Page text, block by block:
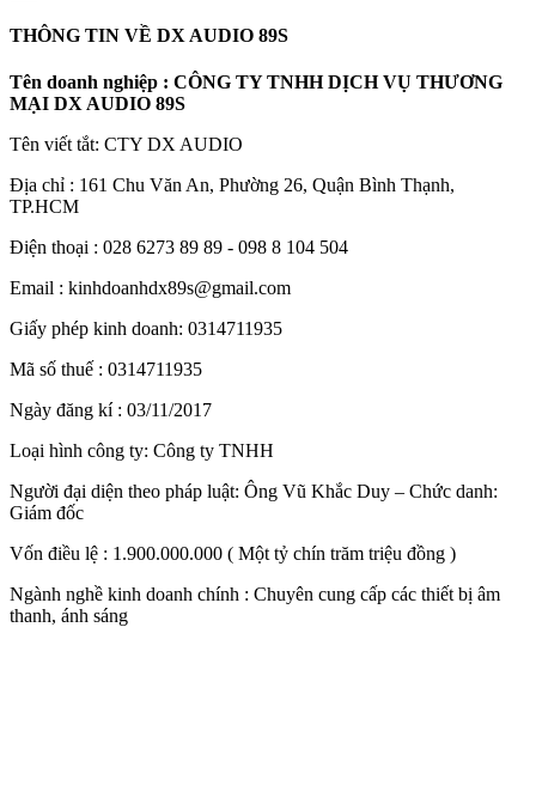
THÔNG TIN VỀ DX AUDIO 89S
Tên doanh nghiệp : CÔNG TY TNHH DỊCH VỤ THƯƠNG
MẠI DX AUDIO 89S
Tên viết tắt: CTY DX AUDIO
Địa chỉ : 161 Chu Văn An, Phường 26, Quận Bình Thạnh,
TP.HCM
Điện thoại : 028 6273 89 89 - 098 8 104 504
Email : kinhdoanhdx89s@gmail.com
Giấy phép kinh doanh: 0314711935
Mã số thuế : 0314711935
Ngày đăng kí : 03/11/2017
Loại hình công ty: Công ty TNHH
Người đại diện theo pháp luật: Ông Vũ Khắc Duy – Chức danh:
Giám đốc
Vốn điều lệ : 1.900.000.000 ( Một tỷ chín trăm triệu đồng )
Ngành nghề kinh doanh chính : Chuyên cung cấp các thiết bị âm
thanh, ánh sáng